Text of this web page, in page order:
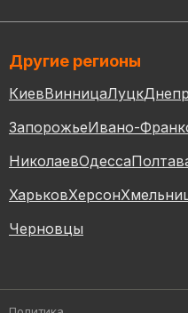
Другие регионы
КиевВинницаЛуцкДнепр
ЗапорожьеИвано-
НиколаевОдесса
ХарьковХерсон
Черновцы